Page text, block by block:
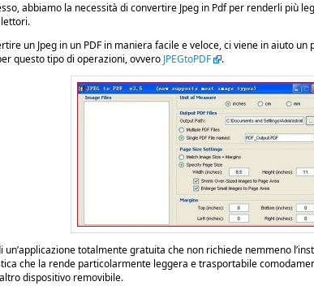
abbiamo la necessità di convertire Jpeg in Pdf per renderli più
un Jpeg in un PDF in maniera facile e veloce, ci viene in aiuto
questo tipo di operazioni, ovvero JPEGtoPDF .
un’applicazione totalmente gratuita che non richiede nemmeno
che la rende particolarmente leggera e trasportabile
dispositivo removibile.